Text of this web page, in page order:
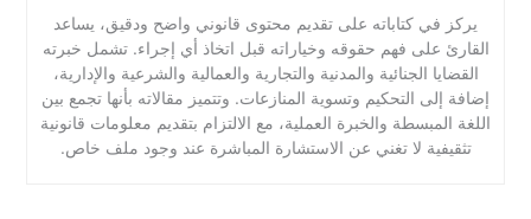
يركز في كتاباته على تقديم محتوى قانوني واضح ودقيق، يساعد
القارئ على فهم حقوقه وخياراته قبل اتخاذ أي إجراء. تشمل خبرته
القضايا الجنائية والمدنية والتجارية والعمالية والشرعية والإدارية،
إضافة إلى التحكيم وتسوية المنازعات. وتتميز مقالاته بأنها تجمع بين
اللغة المبسطة والخبرة العملية، مع الالتزام بتقديم معلومات قانونية
تثقيفية لا تغني عن الاستشارة المباشرة عند وجود ملف خاص.